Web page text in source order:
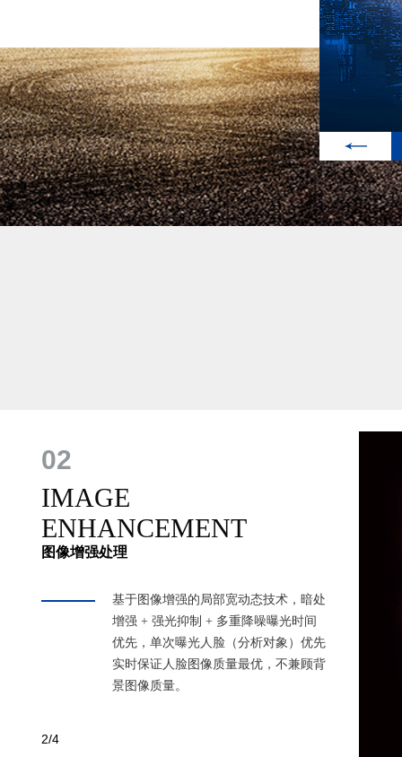
03
FACE
AUTOMATION AGING
人脸自动化老龄化
人脸老化智能推算技术。算法可根据样
本自动生成各阶段老化图片补充样本从
而准确识别各年龄段目标人群...
3/4